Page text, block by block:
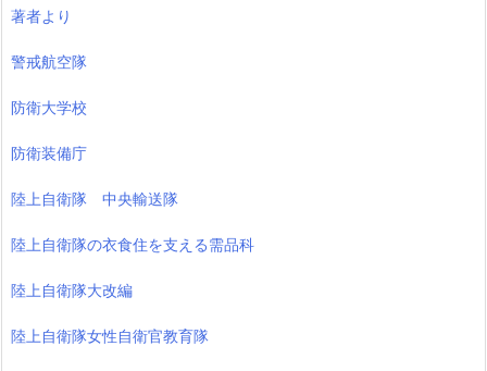
著者より
警戒航空隊
防衛大学校
防衛装備庁
陸上自衛隊 中央輸送隊
陸上自衛隊の衣食住を支える需品科
陸上自衛隊大改編
陸上自衛隊女性自衛官教育隊